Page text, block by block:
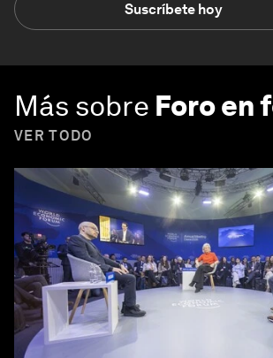
Suscríbete hoy
Más sobre Foro en
VER TODO